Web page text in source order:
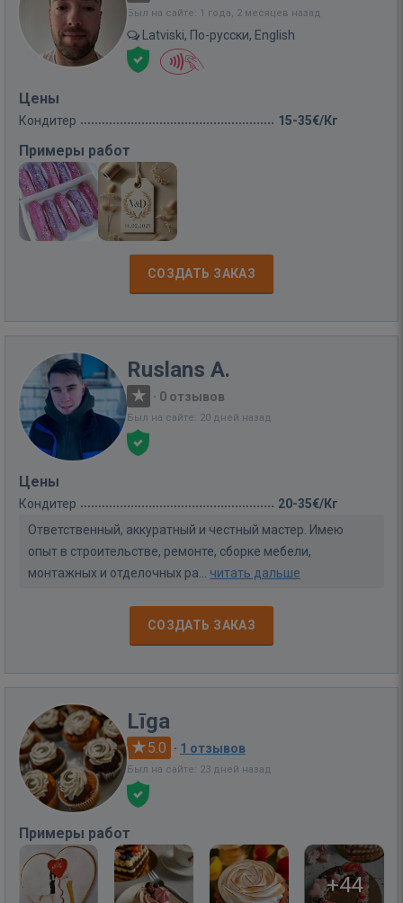
Был на сайте: 1 года, 2 месяцев назад
Latviski, По-русски, English
Цены
Кондитер 15-35€/Кг
Примеры работ
СОЗДАТЬ ЗАКАЗ
Ruslans A.
· 0 отзывов
Был на сайте: 20 дней назад
Цены
Кондитер
20-35€/Кг
Ответственный, аккуратный и честный мастер. Имею
опыт в строительстве, ремонте, сборке мебели,
монтажных и отделочных ра... читать дальше
СОЗДАТЬ ЗАКАЗ
Līga
5.0 · 1 отзывов
Был на сайте: 23 дней назад
Примеры работ
+44